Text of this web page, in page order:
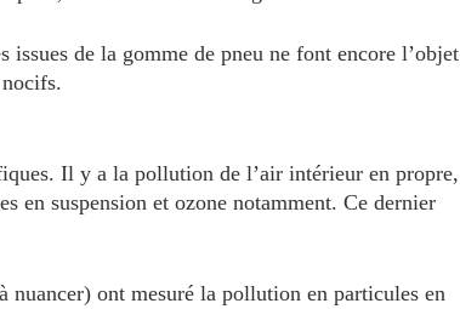
issues de la gomme de pneu ne font encore l’objet
Il y a la pollution de l’air intérieur en propre,
en suspension et ozone notamment. Ce dernier
nuancer) ont mesuré la pollution en particules en